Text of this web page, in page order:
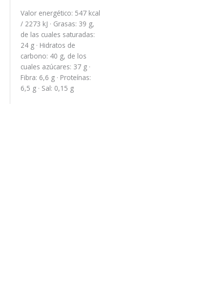
Valor energético: 547 kcal
/ 2273 kJ · Grasas: 39 g,
de las cuales saturadas:
24 g · Hidratos de
carbono: 40 g, de los
cuales azúcares: 37 g ·
Fibra: 6,6 g · Proteínas:
6,5 g · Sal: 0,15 g